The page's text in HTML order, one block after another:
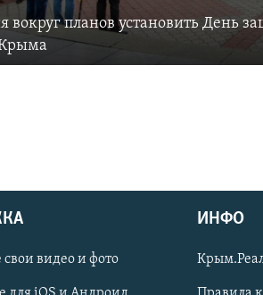
вокруг планов установить День
видео и фото
ИНФО